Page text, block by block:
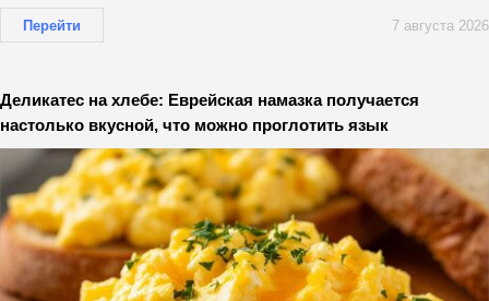
Перейти 7 августа 2026
Деликатес на хлебе: Еврейская намазка получается
настолько вкусной, что можно проглотить язык